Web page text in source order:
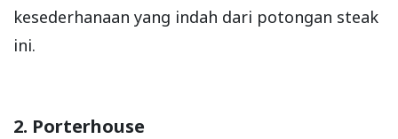
kesederhanaan yang indah dari potongan steak
ini.
2. Porterhouse